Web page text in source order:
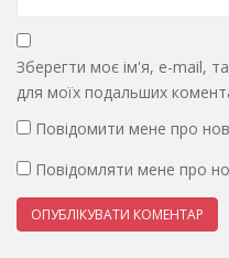
Зберегти моє ім'я, e-mail,
для моїх подальших
Повідомити мене про
Повідомляти мене про